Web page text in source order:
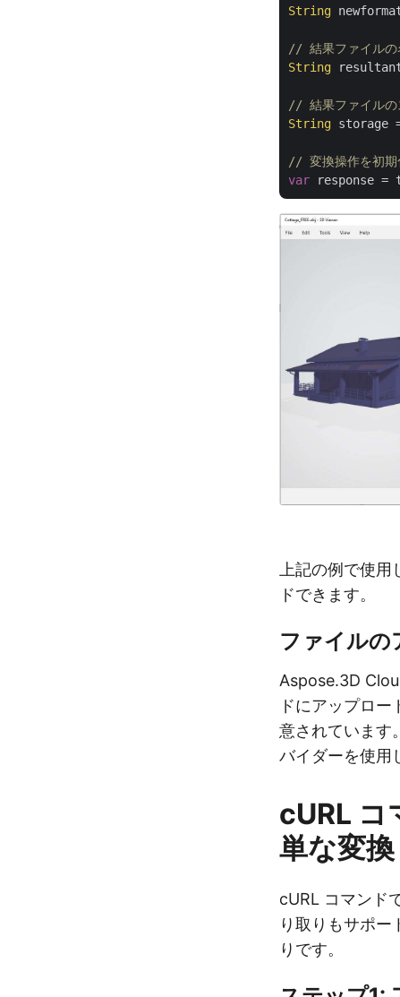
String
// 結果ファイルの
String
// 結果ファイルの
String storage
// 変換操作を初期
var response =
上記の例で使用
ドできます。
ファイルの
Aspose.3D
ドにアップロ
意されています
バイダーを使用
cURL コ
単な変換
cURL コマンド
り取りもサポ
りです。